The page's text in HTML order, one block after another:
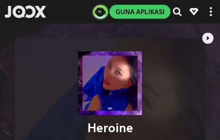
GUNA APLIKASI
Heroine